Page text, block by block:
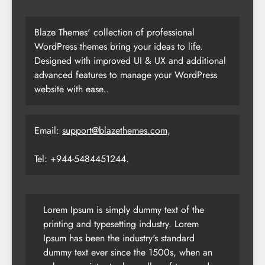
Blaze Themes' collection of professional
WordPress themes bring your ideas to life.
Designed with improved UI & UX and additional
advanced features to manage your WordPress
website with ease..
Email: support@blazethemes.com,
Tel: +944-5484451244.
Lorem Ipsum is simply dummy text of the
printing and typesetting industry. Lorem
Ipsum has been the industry's standard
dummy text ever since the 1500s, when an